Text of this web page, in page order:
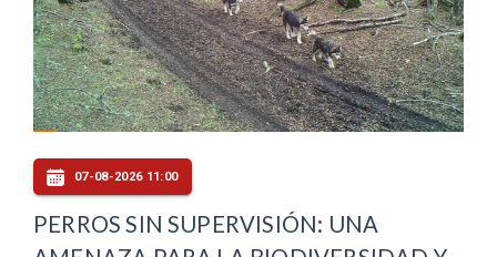
07-08-2026 11:00
PERROS SIN SUPERVISIÓN: UNA